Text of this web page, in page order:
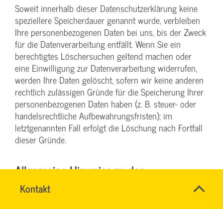
Kontakt
Name*
SVG-
Wiki
Soweit innerhalb dieser Datenschutzerklärung keine
speziellere Speicherdauer genannt wurde, verbleiben
Ihre personenbezogenen Daten bei uns, bis der Zweck
für die Datenverarbeitung entfällt. Wenn Sie ein
berechtigtes Löschersuchen geltend machen oder
eine Einwilligung zur Datenverarbeitung widerrufen,
werden Ihre Daten gelöscht, sofern wir keine anderen
rechtlich zulässigen Gründe für die Speicherung Ihrer
personenbezogenen Daten haben (z. B. steuer- oder
handelsrechtliche Aufbewahrungsfristen); im
letztgenannten Fall erfolgt die Löschung nach Fortfall
dieser Gründe.
Allgemeine Hinweise zu den
Rechtsgrundlagen der